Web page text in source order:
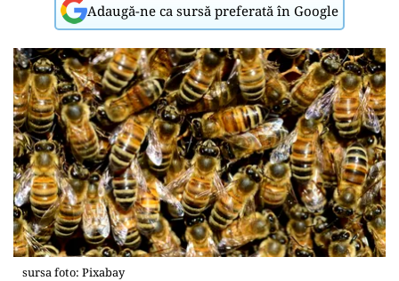
Adaugă-ne ca sursă preferată în Google
sursa foto: Pixabay